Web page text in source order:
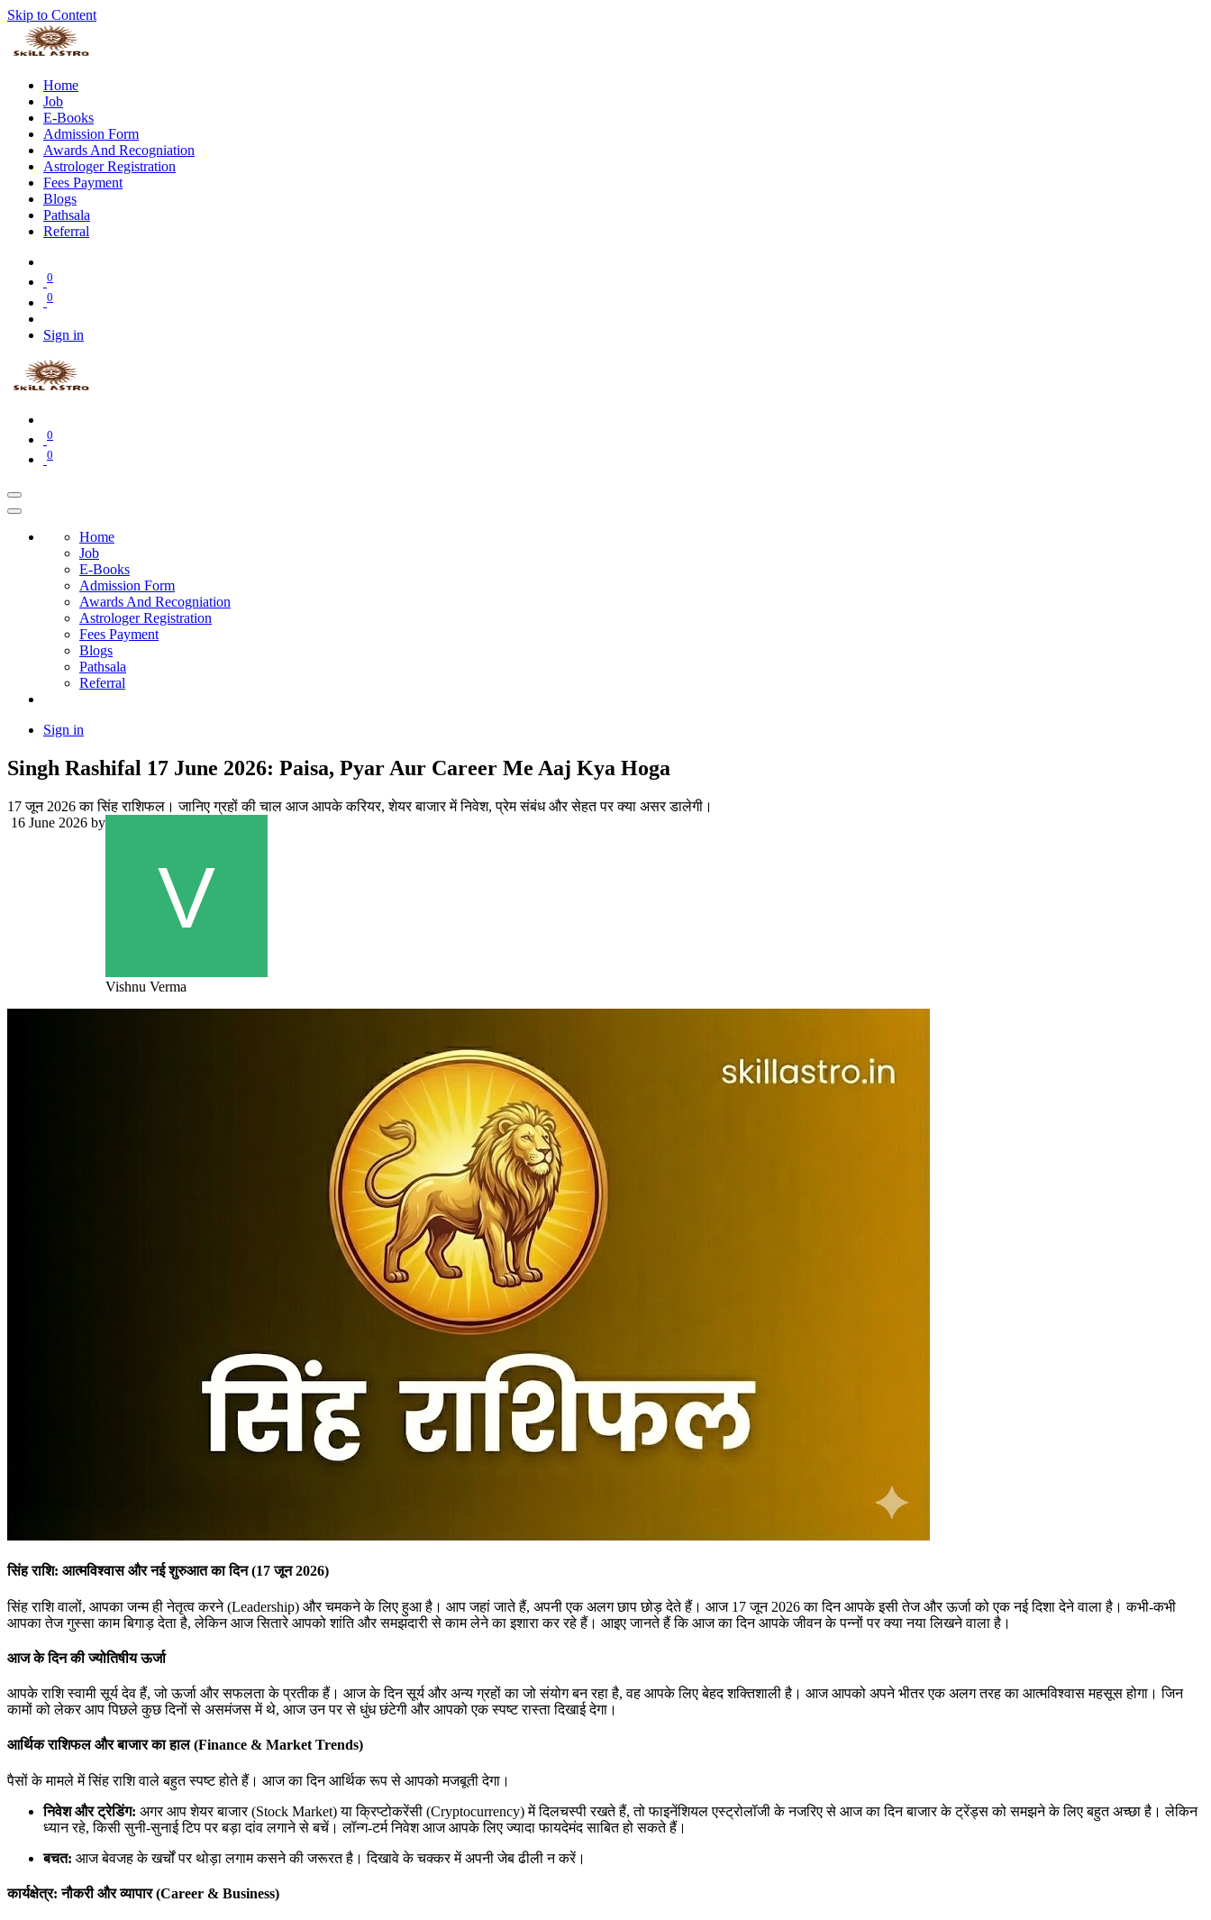
Skip to Content
Home
Job
E-Books
Admission Form
Awards And Recogniation
Astrologer Registration
Fees Payment
Blogs
Pathsala
Referral
0
0
Sign in
0
0
Home
Job
E-Books
Admission Form
Awards And Recogniation
Astrologer Registration
Fees Payment
Blogs
Pathsala
Referral
Sign in
Singh Rashifal 17 June 2026: Paisa, Pyar Aur Career Me Aaj Kya Hoga
17 जून 2026 का सिंह राशिफल। जानिए ग्रहों की चाल आज आपके करियर, शेयर बाजार में निवेश, प्रेम संबंध और सेहत पर क्या असर डालेगी।
16 June 2026 by
Vishnu Verma
सिंह राशि: आत्मविश्वास और नई शुरुआत का दिन (17 जून 2026)
सिंह राशि वालों, आपका जन्म ही नेतृत्व करने (Leadership) और चमकने के लिए हुआ है। आप जहां जाते हैं, अपनी एक अलग छाप छोड़ देते हैं। आज 17 जून 2026 का दिन आपके इसी तेज और ऊर्जा को एक नई दिशा देने वाला है। कभी-कभी
आपका तेज गुस्सा काम बिगाड़ देता है, लेकिन आज सितारे आपको शांति और समझदारी से काम लेने का इशारा कर रहे हैं। आइए जानते हैं कि आज का दिन आपके जीवन के पन्नों पर क्या नया लिखने वाला है।
आज के दिन की ज्योतिषीय ऊर्जा
आपके राशि स्वामी सूर्य देव हैं, जो ऊर्जा और सफलता के प्रतीक हैं। आज के दिन सूर्य और अन्य ग्रहों का जो संयोग बन रहा है, वह आपके लिए बेहद शक्तिशाली है। आज आपको अपने भीतर एक अलग तरह का आत्मविश्वास महसूस होगा। जिन
कामों को लेकर आप पिछले कुछ दिनों से असमंजस में थे, आज उन पर से धुंध छंटेगी और आपको एक स्पष्ट रास्ता दिखाई देगा।
आर्थिक राशिफल और बाजार का हाल (Finance & Market Trends)
पैसों के मामले में सिंह राशि वाले बहुत स्पष्ट होते हैं। आज का दिन आर्थिक रूप से आपको मजबूती देगा।
निवेश और ट्रेडिंग: अगर आप शेयर बाजार (Stock Market) या क्रिप्टोकरेंसी (Cryptocurrency) में दिलचस्पी रखते हैं, तो फाइनेंशियल एस्ट्रोलॉजी के नजरिए से आज का दिन बाजार के ट्रेंड्स को समझने के लिए बहुत अच्छा है। लेकिन
ध्यान रहे, किसी सुनी-सुनाई टिप पर बड़ा दांव लगाने से बचें। लॉन्ग-टर्म निवेश आज आपके लिए ज्यादा फायदेमंद साबित हो सकते हैं।
बचत: आज बेवजह के खर्चों पर थोड़ा लगाम कसने की जरूरत है। दिखावे के चक्कर में अपनी जेब ढीली न करें।
कार्यक्षेत्र: नौकरी और व्यापार (Career & Business)